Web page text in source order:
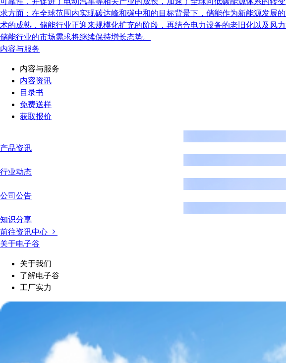
求方面：在全球范围内实现碳达峰和碳中和的目标背景下，储能作为新能源发展
术的成熟，储能行业正迎来规模化扩充的阶段，再结合电力设备的老旧化以及风
储能行业的市场需求将继续保持增长态势。
内容与服务
内容与服务
内容资讯
目录书
免费送样
获取报价
产品资讯
行业动态
公司公告
知识分享
前往资讯中心
关于电子谷
关于我们
了解电子谷
工厂实力